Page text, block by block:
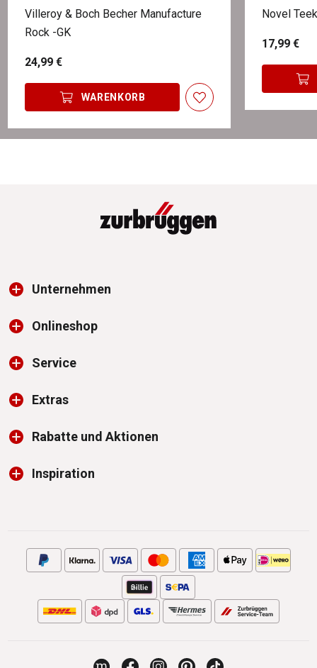
Villeroy & Boch Becher Manufacture
Rock -GK
24,99 €
WARENKORB
Novel
17,99 €
Unternehmen
Onlineshop
Service
Extras
Rabatte und Aktionen
Inspiration